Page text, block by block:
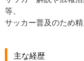
等、
サッカー普及のため
主な経歴